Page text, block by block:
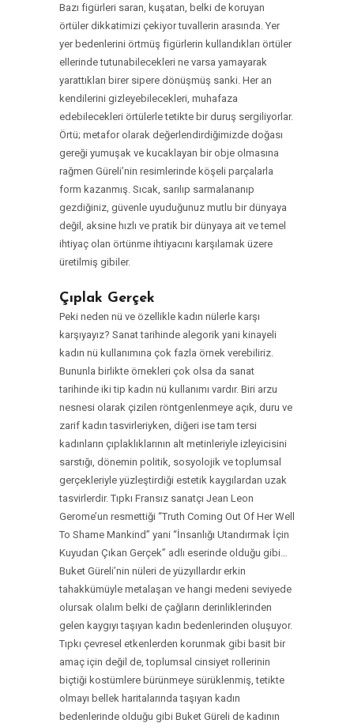
Bazı figürleri saran, kuşatan, belki de koruyan
örtüler dikkatimizi çekiyor tuvallerin arasında. Yer
yer bedenlerini örtmüş figürlerin kullandıkları örtüler
ellerinde tutunabilecekleri ne varsa yamayarak
yarattıkları birer sipere dönüşmüş sanki. Her an
kendilerini gizleyebilecekleri, muhafaza
edebilecekleri örtülerle tetikte bir duruş sergiliyorlar.
Örtü; metafor olarak değerlendirdiğimizde doğası
gereği yumuşak ve kucaklayan bir obje olmasına
rağmen Güreli’nin resimlerinde köşeli parçalarla
form kazanmış. Sıcak, sarılıp sarmalananıp
gezdiğiniz, güvenle uyuduğunuz mutlu bir dünyaya
değil, aksine hızlı ve pratik bir dünyaya ait ve temel
ihtiyaç olan örtünme ihtiyacını karşılamak üzere
üretilmiş gibiler.
Çıplak Gerçek
Peki neden nü ve özellikle kadın nülerle karşı
karşıyayız? Sanat tarihinde alegorik yani kinayeli
kadın nü kullanımına çok fazla örnek verebiliriz.
Bununla birlikte örnekleri çok olsa da sanat
tarihinde iki tip kadın nü kullanımı vardır. Biri arzu
nesnesi olarak çizilen röntgenlenmeye açık, duru ve
zarif kadın tasvirleriyken, diğeri ise tam tersi
kadınların çıplaklıklarının alt metinleriyle izleyicisini
sarstığı, dönemin politik, sosyolojik ve toplumsal
gerçekleriyle yüzleştirdiği estetik kaygılardan uzak
tasvirlerdir. Tıpkı Fransız sanatçı Jean Leon
Gerome’un resmettiği “Truth Coming Out Of Her Well
To Shame Mankind” yani “İnsanlığı Utandırmak İçin
Kuyudan Çıkan Gerçek” adlı eserinde olduğu gibi…
Buket Güreli’nin nüleri de yüzyıllardır erkin
tahakkümüyle metalaşan ve hangi medeni seviyede
olursak olalım belki de çağların derinliklerinden
gelen kaygıyı taşıyan kadın bedenlerinden oluşuyor.
Tıpkı çevresel etkenlerden korunmak gibi basit bir
amaç için değil de, toplumsal cinsiyet rollerinin
biçtiği kostümlere bürünmeye sürüklenmiş, tetikte
olmayı bellek haritalarında taşıyan kadın
bedenlerinde olduğu gibi Buket Güreli de kadının